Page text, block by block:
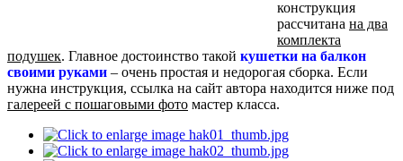
конструкция
рассчитана на два
комплекта
подушек. Главное достоинство такой кушетки на балкон
своими руками – очень простая и недорогая сборка. Если
нужна инструкция, ссылка на сайт автора находится ниже под
галереей с пошаговыми фото мастер класса.